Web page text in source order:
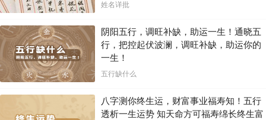
姓名详批
阴阳五行，调旺补缺，助运一生！通晓五
行，把控起伏波澜，调旺补缺，助运你的
一生！
五行缺什么
八字测你终生运，财富事业福寿知！五行
透析一生运势 知天命方可福寿绵长终生富